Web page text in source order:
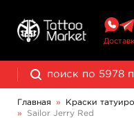
Главная » Краски
»
Sailor Jerry Red